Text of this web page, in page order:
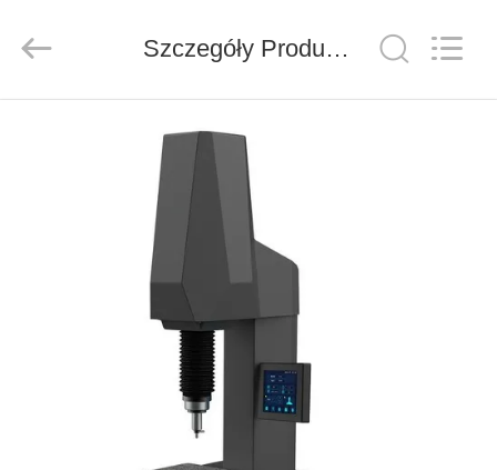
PRODUKTY
Rights
Reserved.
ECER
Szczegóły Produktu